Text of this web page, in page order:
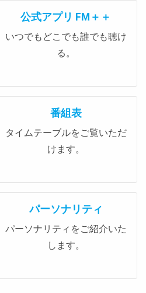
公式アプリ FM＋＋
いつでもどこでも誰でも聴け
る。
番組表
タイムテーブルをご覧いただ
けます。
パーソナリティ
パーソナリティをご紹介いた
します。